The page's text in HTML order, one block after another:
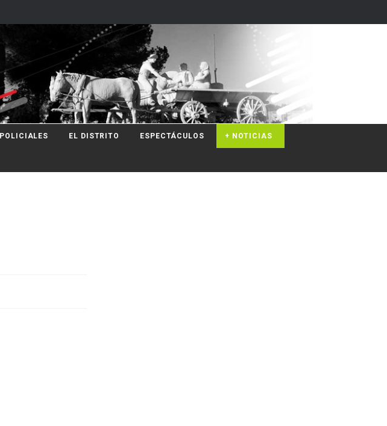
POLICIALES EL DISTRITO ESPECTÁCULOS + NOTICIAS